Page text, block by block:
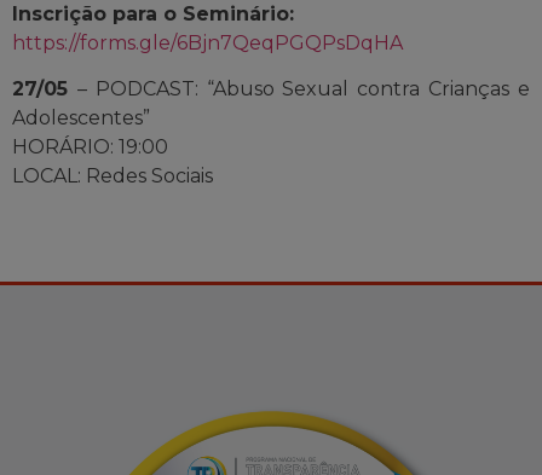
Inscrição para o Seminário:
https://forms.gle/6Bjn7QeqPGQPsDqHA
27/05 – PODCAST: “Abuso Sexual contra Crianças e
Adolescentes”
HORÁRIO: 19:00
LOCAL: Redes Sociais